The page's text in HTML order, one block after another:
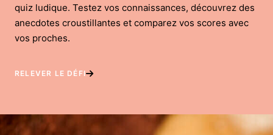
quiz ludique. Testez vos connaissances, découvrez des
anecdotes croustillantes et comparez vos scores avec
vos proches.
RELEVER LE DÉFI